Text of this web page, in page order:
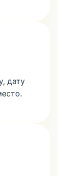
дату